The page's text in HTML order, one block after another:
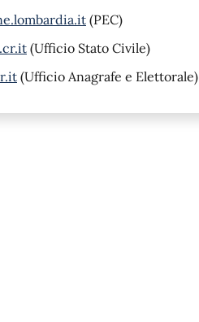
(PEC)
(Ufficio Stato Civile)
(Ufficio Anagrafe e Elettorale)